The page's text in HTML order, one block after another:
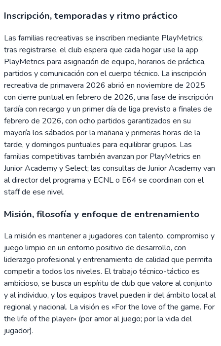
Inscripción, temporadas y ritmo práctico
Las familias recreativas se inscriben mediante PlayMetrics;
tras registrarse, el club espera que cada hogar use la app
PlayMetrics para asignación de equipo, horarios de práctica,
partidos y comunicación con el cuerpo técnico. La inscripción
recreativa de primavera 2026 abrió en noviembre de 2025
con cierre puntual en febrero de 2026, una fase de inscripción
tardía con recargo y un primer día de liga previsto a finales de
febrero de 2026, con ocho partidos garantizados en su
mayoría los sábados por la mañana y primeras horas de la
tarde, y domingos puntuales para equilibrar grupos. Las
familias competitivas también avanzan por PlayMetrics en
Junior Academy y Select; las consultas de Junior Academy van
al director del programa y ECNL o E64 se coordinan con el
staff de ese nivel.
Misión, filosofía y enfoque de entrenamiento
La misión es mantener a jugadores con talento, compromiso y
juego limpio en un entorno positivo de desarrollo, con
liderazgo profesional y entrenamiento de calidad que permita
competir a todos los niveles. El trabajo técnico-táctico es
ambicioso, se busca un espíritu de club que valore al conjunto
y al individuo, y los equipos travel pueden ir del ámbito local al
regional y nacional. La visión es «For the love of the game. For
the life of the player» (por amor al juego; por la vida del
jugador).